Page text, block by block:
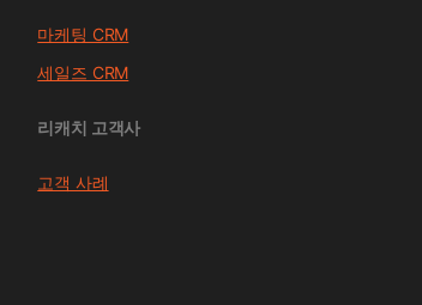
마케팅 CRM
세일즈 CRM
리캐치 고객사
고객 사례